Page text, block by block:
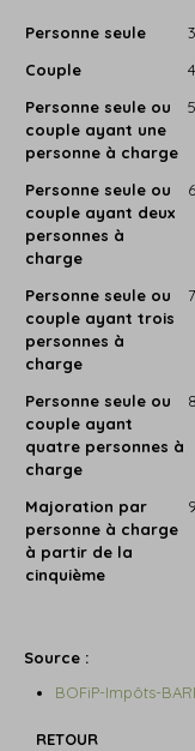
Personne seule
Couple
Personne seule ou
couple ayant une
personne à charge
Personne seule ou
couple ayant deux
personnes à
charge
Personne seule ou
couple ayant trois
personnes à
charge
Personne seule ou
couple ayant
quatre personnes à
charge
Majoration par
personne à charge
à partir de la
cinquième
Source :
BOFiP-Impôts-
RETOUR